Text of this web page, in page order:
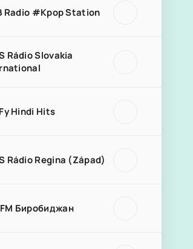
Radio #Kpop Station
Rádio Slovakia
Hindi Hits
Rádio Regina (Západ)
Биробиджан